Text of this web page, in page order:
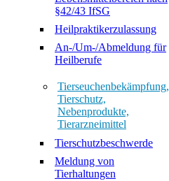
§42/43 IfSG
Heilpraktikerzulassung
An-/Um-/Abmeldung für
Heilberufe
Tierseuchenbekämpfung,
Tierschutz,
Nebenprodukte,
Tierarzneimittel
Tierschutzbeschwerde
Meldung von
Tierhaltungen